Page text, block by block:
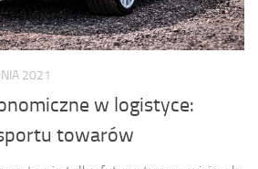
2021
w logistyce:
towarów